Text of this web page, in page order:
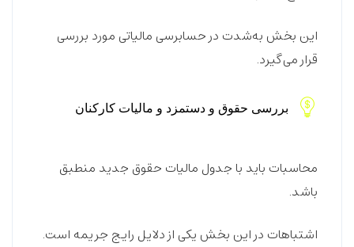
این بخش به‌شدت در حسابرسی مالیاتی مورد بررسی
قرار می‌گیرد.
بررسی حقوق و دستمزد و مالیات کارکنان
محاسبات باید با جدول مالیات حقوق جدید منطبق
باشد.
اشتباهات در این بخش یکی از دلایل رایج جریمه است.